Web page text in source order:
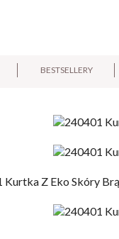
BESTSELLERY
E-mail:
Pytanie: